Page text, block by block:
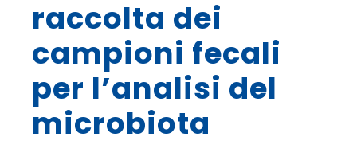
raccolta dei
campioni fecali
per l’analisi del
microbiota